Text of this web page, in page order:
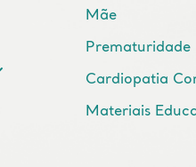
Mãe
Prematuridade
Cardiopatia
Materiais